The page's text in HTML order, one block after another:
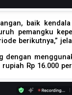
baik
pemangku
berikutnya,”
dengan
Rp 16.000